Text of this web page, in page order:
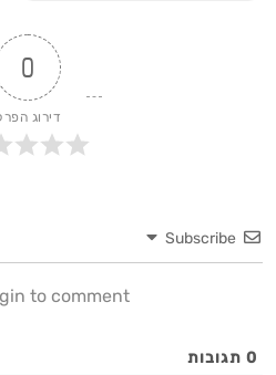
0
דירוג
Subscribe
to comment
0 תגובות